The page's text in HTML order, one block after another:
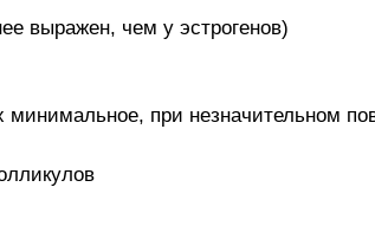
выражен, чем у эстрогенов)
при незначительном